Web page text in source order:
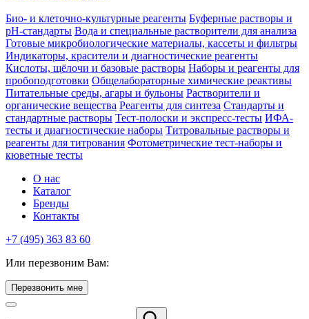
Био- и клеточно-культурные реагенты Буферные растворы и
pH-стандарты Вода и специальные растворители для анализа
Готовые микробиологические материалы, кассеты и фильтры
Индикаторы, красители и диагностические реагенты
Кислоты, щёлочи и базовые растворы Наборы и реагенты для
пробоподготовки Общелабораторные химические реактивы
Питательные среды, агары и бульоны Растворители и
органические вещества Реагенты для синтеза Стандарты и
стандартные растворы Тест-полоски и экспресс-тесты ИФА-
тесты и диагностические наборы Титровальные растворы и
реагенты для титрования Фотометрические тест-наборы и
кюветные тесты
О нас
Каталог
Бренды
Контакты
+7 (495) 363 83 60
Или перезвоним Вам:
Перезвонить мне